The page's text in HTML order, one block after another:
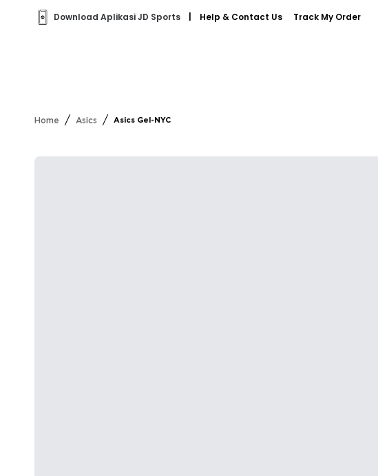
Download Aplikasi JD Sports Help & Contact Us Track My Order
Home / Asics / Asics Gel-NYC